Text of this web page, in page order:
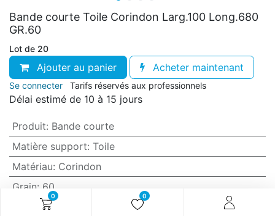
0 0
Bande courte Toile Corindon Larg.100 Long.680
GR.60
Lot de 20
Ajouter au panier Acheter maintenant
Se connecter Tarifs réservés aux professionnels
Délai estimé de 10 à 15 jours
Produit: Bande courte
Matière support: Toile
Matériau: Corindon
Grain: 60
Anti-encrassement
Non (standard)